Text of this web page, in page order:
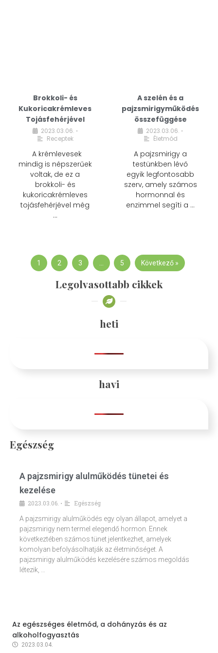
Brokkoli- és
Kukoricakrémleves
Tojásfehérjével
2023.03.06. •
Receptek
A krémlevesek
mindig is népszerűek
voltak, de ez a
brokkoli- és
kukoricakrémleves
tojásfehérjével még
…
A szelén és a
pajzsmirigyműködés
összefüggése
2023.03.06. •
Életmód
A pajzsmirigy a
testünkben lévő
egyik legfontosabb
szerv, amely számos
hormonnal és
enzimmel segíti a …
1 2 3 … 5 Következő »
Legolvasottabb cikkek
heti
havi
Egészség
A pajzsmirigy alulműködés tünetei és
kezelése
2023.03.06. •
Egészség
A pajzsmirigy alulműködés egy olyan állapot, amelyet a
pajzsmirigy nem termel elegendő hormon. Ennek
következtében számos tünet jelentkezhet, amelyek
komolyan befolyásolhatják az életminőséget. A
pajzsmirigy alulműködés kezelésére számos megoldás
létezik, …
Az egészséges életmód, a dohányzás és az
alkoholfogyasztás
2023.03.04.